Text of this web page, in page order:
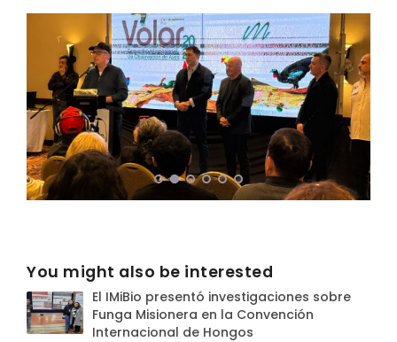
You might also be interested
El IMiBio presentó investigaciones sobre
Funga Misionera en la Convención
Internacional de Hongos